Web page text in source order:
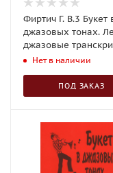
Фиртич Г. В.3 Букет
джазовых тонах.
джазовые
мелодий для
Нет в наличии
ПОД ЗАКАЗ